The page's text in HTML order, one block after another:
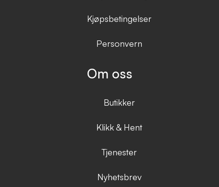
Kjøpsbetingelser
Personvern
Om oss
Butikker
Klikk & Hent
Tjenester
Nyhetsbrev